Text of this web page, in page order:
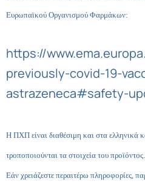
Ευρωπαϊκού Οργανισμού Φαρμάκων:
https://
previously-covid-19-
astrazeneca#safety-
Η ΠΧΠ είναι διαθέσιμη και στα ελληνικά
τροποποιούνται τα στοιχεία του προϊόντος.
Εάν χρειάζεστε περαιτέρω πληροφορίες,